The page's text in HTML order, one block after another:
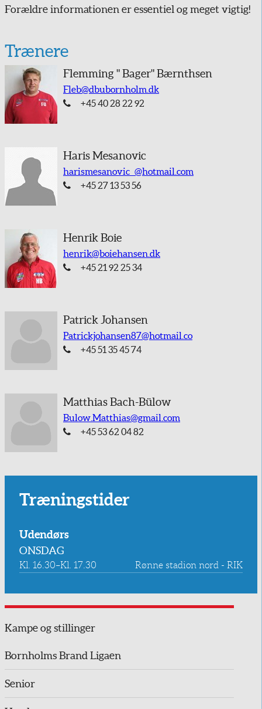
Forældre informationen er essentiel og meget vigtig!
Trænere
Flemming " Bager" Bærnthsen
Fleb@dbubornholm.dk
Telefon
+45 40 28 22 92
Haris Mesanovic
harismesanovic_@hotmail.com
Telefon
+45 27 13 53 56
Henrik Boie
henrik@boiehansen.dk
Telefon
+45 21 92 25 34
Patrick Johansen
Patrickjohansen87@hotmail.co
Telefon
+45 51 35 45 74
Matthias Bach-Bülow
Bulow.Matthias@gmail.com
Telefon
+45 53 62 04 82
Træningstider
Udendørs
ONSDAG
Kl. 16.30–Kl. 17.30 Rønne stadion nord - RIK
Kampe og stillinger
Bornholms Brand Ligaen
Senior